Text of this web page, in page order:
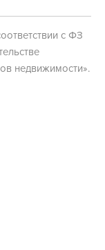
с ФЗ
недвижимости».